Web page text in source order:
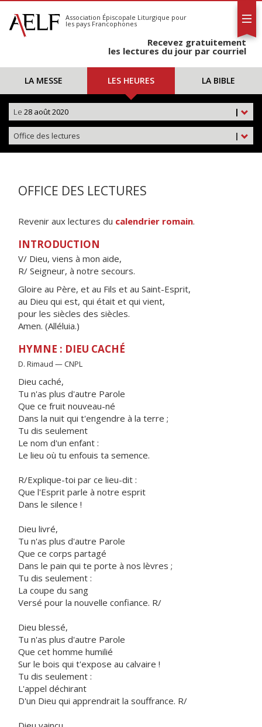
S'abonner
Calendrier
Association Épiscopale Liturgique pour
les pays Francophones
Recevez gratuitement
les lectures du jour par courriel
LA MESSE LES HEURES LA BIBLE
|
Le 28 août 2020
|
Office des lectures
OFFICE DES LECTURES
Revenir aux lectures du calendrier romain.
INTRODUCTION
V/ Dieu, viens à mon aide,
R/ Seigneur, à notre secours.
Gloire au Père, et au Fils et au Saint-Esprit,
au Dieu qui est, qui était et qui vient,
pour les siècles des siècles.
Amen. (Alléluia.)
HYMNE : DIEU CACHÉ
D. Rimaud — CNPL
Dieu caché,
Tu n'as plus d'autre Parole
Que ce fruit nouveau-né
Dans la nuit qui t'engendre à la terre ;
Tu dis seulement
Le nom d'un enfant :
Le lieu où tu enfouis ta semence.
R/Explique-toi par ce lieu-dit :
Que l'Esprit parle à notre esprit
Dans le silence !
Dieu livré,
Tu n'as plus d'autre Parole
Que ce corps partagé
Dans le pain qui te porte à nos lèvres ;
Tu dis seulement :
La coupe du sang
Versé pour la nouvelle confiance. R/
Dieu blessé,
Tu n'as plus d'autre Parole
Que cet homme humilié
Sur le bois qui t'expose au calvaire !
Tu dis seulement :
L'appel déchirant
D'un Dieu qui apprendrait la souffrance. R/